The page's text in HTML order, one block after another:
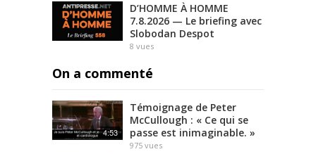
D’HOMME À HOMME
7.8.2026 — Le briefing avec
Slobodan Despot
8 vues
On a commenté
4:53
Témoignage de Peter
McCullough : « Ce qui se
passe est inimaginable. »
975 vues